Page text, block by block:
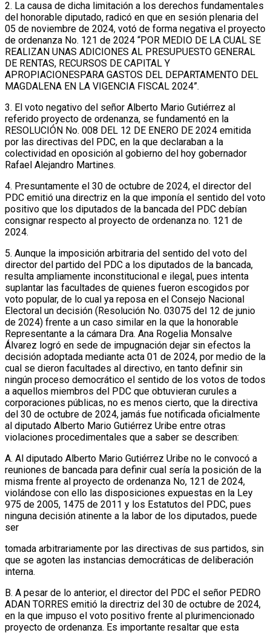
2. La causa de dicha limitación a los derechos fundamentales
del honorable diputado, radicó en que en sesión plenaria del
05 de noviembre de 2024, votó de forma negativa el proyecto
de ordenanza No. 121 de 2024 “POR MEDIO DE LA CUAL SE
REALIZAN UNAS ADICIONES AL PRESUPUESTO GENERAL
DE RENTAS, RECURSOS DE CAPITAL Y
APROPIACIONESPARA GASTOS DEL DEPARTAMENTO DEL
MAGDALENA EN LA VIGENCIA FISCAL 2024”.
3. El voto negativo del señor Alberto Mario Gutiérrez al
referido proyecto de ordenanza, se fundamentó en la
RESOLUCIÓN No. 008 DEL 12 DE ENERO DE 2024 emitida
por las directivas del PDC, en la que declaraban a la
colectividad en oposición al gobierno del hoy gobernador
Rafael Alejandro Martines.
4. Presuntamente el 30 de octubre de 2024, el director del
PDC emitió una directriz en la que imponía el sentido del voto
positivo que los diputados de la bancada del PDC debían
consignar respecto al proyecto de ordenanza no. 121 de
2024.
5. Aunque la imposición arbitraria del sentido del voto del
director del partido del PDC a los diputados de la bancada,
resulta ampliamente inconstitucional e ilegal, pues intenta
suplantar las facultades de quienes fueron escogidos por
voto popular, de lo cual ya reposa en el Consejo Nacional
Electoral un decisión (Resolución No. 03075 del 12 de junio
de 2024) frente a un caso similar en la que la honorable
Representante a la cámara Dra. Ana Rogelia Monsalve
Álvarez logró en sede de impugnación dejar sin efectos la
decisión adoptada mediante acta 01 de 2024, por medio de la
cual se dieron facultades al directivo, en tanto definir sin
ningún proceso democrático el sentido de los votos de todos
a aquellos miembros del PDC que obtuvieran curules a
corporaciones públicas, no es menos cierto, que la directiva
del 30 de octubre de 2024, jamás fue notificada oficialmente
al diputado Alberto Mario Gutiérrez Uribe entre otras
violaciones procedimentales que a saber se describen:
A. Al diputado Alberto Mario Gutiérrez Uribe no le convocó a
reuniones de bancada para definir cual sería la posición de la
misma frente al proyecto de ordenanza No, 121 de 2024,
violándose con ello las disposiciones expuestas en la Ley
975 de 2005, 1475 de 2011 y los Estatutos del PDC, pues
ninguna decisión atinente a la labor de los diputados, puede
ser
tomada arbitrariamente por las directivas de sus partidos, sin
que se agoten las instancias democráticas de deliberación
interna.
B. A pesar de lo anterior, el director del PDC el señor PEDRO
ADAN TORRES emitió la directriz del 30 de octubre de 2024,
en la que impuso el voto positivo frente al plurimencionado
proyecto de ordenanza. Es importante resaltar que esta